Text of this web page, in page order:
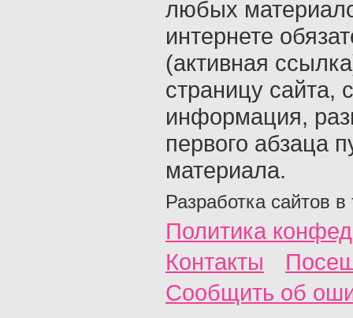
любых
интернете
(активная
страницу сайта,
информация,
первого абзаца
материала.
Разработка сайтов в
Политика
Контакты
Сообщить об